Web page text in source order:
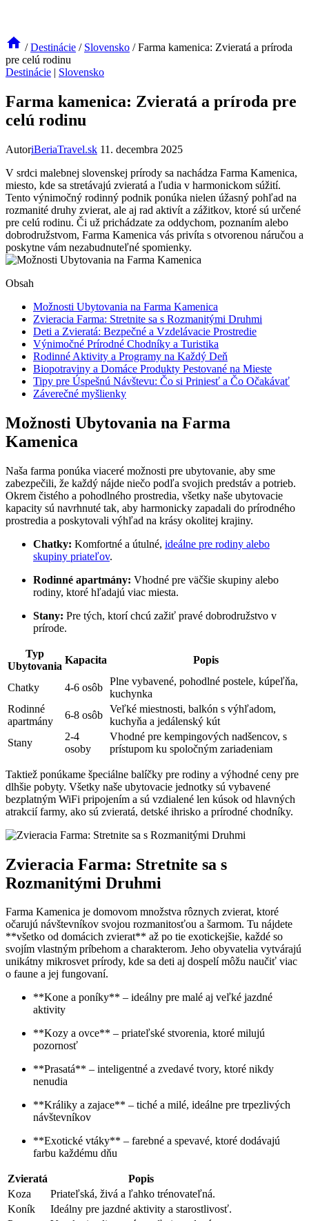
/ Destinácie / Slovensko / Farma kamenica: Zvieratá a príroda
pre celú rodinu
Destinácie | Slovensko
Farma kamenica: Zvieratá a príroda pre
celú rodinu
AutoriBeriaTravel.sk 11. decembra 2025
V srdci malebnej slovenskej prírody sa nachádza Farma Kamenica,
miesto, kde sa stretávajú zvieratá a ľudia v harmonickom súžití.
Tento výnimočný rodinný podnik ponúka nielen úžasný pohľad na
rozmanité druhy zvierat, ale aj rad aktivít a zážitkov, ktoré sú určené
pre celú rodinu. Či už prichádzate za oddychom, poznaním alebo
dobrodružstvom, Farma Kamenica vás privíta s otvorenou náručou a
poskytne vám nezabudnuteľné spomienky.
Obsah
Možnosti Ubytovania na Farma Kamenica
Zvieracia Farma: Stretnite sa s Rozmanitými Druhmi
Deti a Zvieratá: Bezpečné a Vzdelávacie Prostredie
Výnimočné Prírodné Chodníky a Turistika
Rodinné Aktivity a Programy na Každý Deň
Biopotraviny a Domáce Produkty Pestované na Mieste
Tipy pre Úspešnú Návštevu: Čo si Priniesť a Čo Očakávať
Záverečné myšlienky
Možnosti Ubytovania na Farma
Kamenica
Naša farma ponúka viaceré možnosti pre ubytovanie, aby sme
zabezpečili, že každý nájde niečo podľa svojich predstáv a potrieb.
Okrem čistého a pohodlného prostredia, všetky naše ubytovacie
kapacity sú navrhnuté tak, aby harmonicky zapadali do prírodného
prostredia a poskytovali výhľad na krásy okolitej krajiny.
Chatky: Komfortné a útulné, ideálne pre rodiny alebo
skupiny priateľov.
Rodinné apartmány: Vhodné pre väčšie skupiny alebo
rodiny, ktoré hľadajú viac miesta.
Stany: Pre tých, ktorí chcú zažiť pravé dobrodružstvo v
prírode.
Typ
Ubytovania
Kapacita Popis
Chatky 4-6 osôb
Plne vybavené, pohodlné postele, kúpeľňa,
kuchynka
Rodinné
apartmány
6-8 osôb
Veľké miestnosti, balkón s výhľadom,
kuchyňa a jedálenský kút
Stany
2-4
osoby
Vhodné pre kempingových nadšencov, s
prístupom ku spoločným zariadeniam
Taktiež ponúkame špeciálne balíčky pre rodiny a výhodné ceny pre
dlhšie pobyty. Všetky naše ubytovacie jednotky sú vybavené
bezplatným WiFi pripojením a sú vzdialené len kúsok od hlavných
atrakcií farmy, ako sú zvieratá, detské ihrisko a prírodné chodníky.
Zvieracia Farma: Stretnite sa s
Rozmanitými Druhmi
Farma Kamenica je domovom množstva rôznych zvierat, ktoré
očarujú návštevníkov svojou rozmanitosťou a šarmom. Tu nájdete
**všetko od domácich zvierat** až po tie exotickejšie, každé so
svojím vlastným príbehom a charakterom. Jeho obyvatelia vytvárajú
unikátny mikrosvet prírody, kde sa deti aj dospelí môžu naučiť viac
o faune a jej fungovaní.
**Kone a poníky** – ideálny pre malé aj veľké jazdné
aktivity
**Kozy a ovce** – priateľské stvorenia, ktoré milujú
pozornosť
**Prasatá** – inteligentné a zvedavé tvory, ktoré nikdy
nenudia
**Králiky a zajace** – tiché a milé, ideálne pre trpezlivých
návštevníkov
**Exotické vtáky** – farebné a spevavé, ktoré dodávajú
farbu každému dňu
Zvieratá
Popis
Koza
Priateľská, živá a ľahko trénovateľná.
Koník
Ideálny pre jazdné aktivity a starostlivosť.